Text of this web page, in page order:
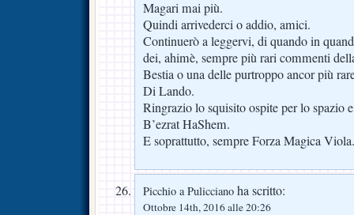
Magari mai più.
Quindi arrivederci o addio, amici.
Continuerò a leggervi, di quando in
dei, ahimè, sempre più rari commenti
Bestia o una delle purtroppo ancor più
Di Lando.
Ringrazio lo squisito ospite per lo spazio
B’ezrat HaShem.
E soprattutto, sempre Forza Magica Viola.
Picchio a Pulicciano ha scritto:
Ottobre 14th, 2016 alle 20:26